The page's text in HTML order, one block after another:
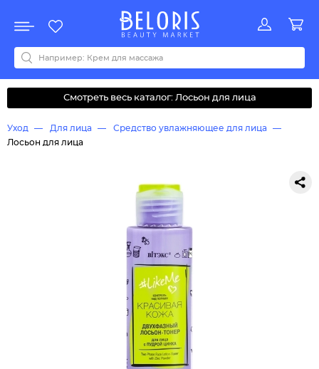
Акции
Все бренды
0-9ABCDEFGHIJKLMNOPQRSTUVWYZАБВДЗИМОКЛНПРСТУФ
Смотреть весь каталог: Лосьон для лица
Уход Для лица
Средство увлажняющее для лица
Лосьон для лица